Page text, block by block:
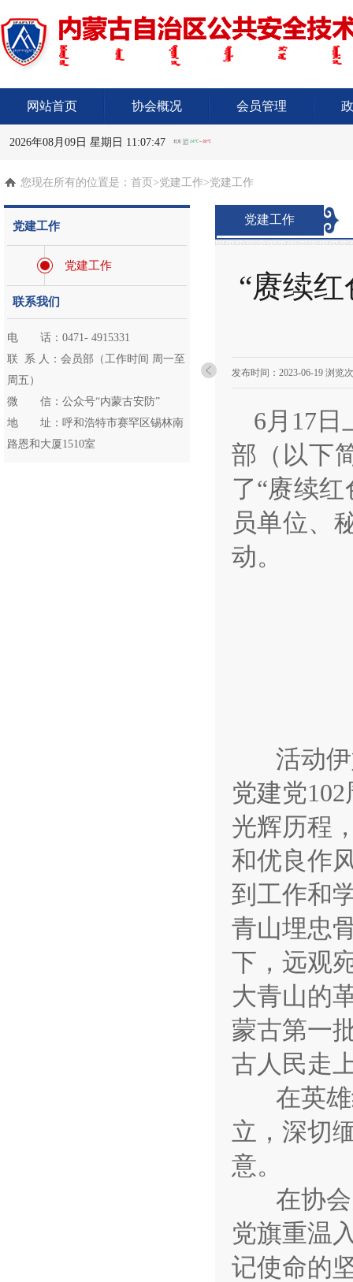
网站首页 协会概况 会员管理
2026年08月09日 星期日 11:07:48
您现在所有的位置是： 首页 >党建工作>党建工作
党建工作
党建工作
联系我们
电 话：0471- 4915331
联 系 人：会员部（工作时间 周一至
周五）
微 信：公众号“内蒙古安防”
地 址：呼和浩特市赛罕区锡林南
路恩和大厦1510室
党建工作
“赓续
发布时间： 2023-06-19浏览
6月17
部（以下
了“赓续
员单位、
动。
活动伊
党建党
光辉历程
和优良作
到工作和
青山埋忠
下，远观
大青山的
蒙古第一
古人民走
在英雄
立，深切
意。
在协会
党旗重温
记使命的